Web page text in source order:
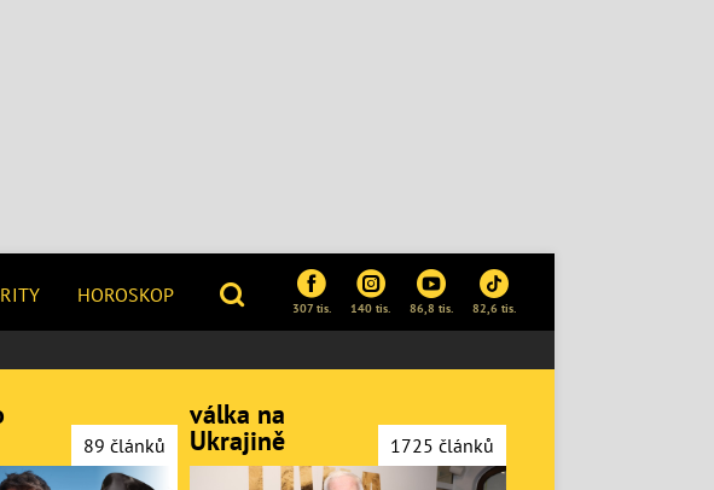
HOROSKOP
307 tis. 140 tis. 86,8 tis. 82,6 tis.
Edit
89 článků
válka na
Ukrajině 1725 článků